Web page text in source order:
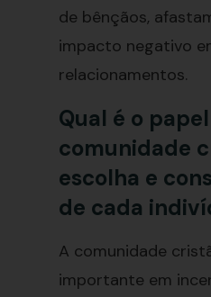
de bênçãos,
impacto negativo
relacionamentos.
Qual é o
comunidade
escolha e
de cada
A comunidade
importante em